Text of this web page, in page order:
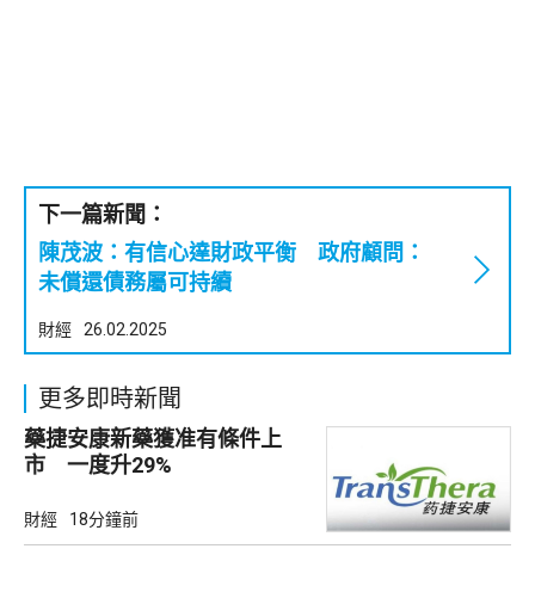
下一篇新聞：
陳茂波：有信心達財政平衡 政府顧問：
未償還債務屬可持續
財經 26.02.2025
更多即時新聞
藥捷安康新藥獲准有條件上
市 一度升29%
財經 18分鐘前